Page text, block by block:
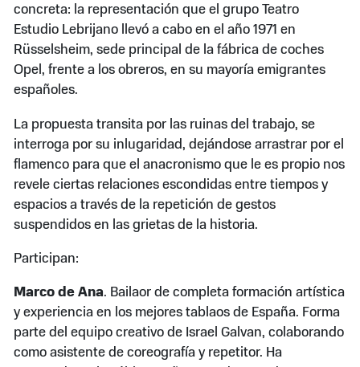
concreta: la representación que el grupo Teatro
Estudio Lebrijano llevó a cabo en el año 1971 en
Rüsselsheim, sede principal de la fábrica de coches
Opel, frente a los obreros, en su mayoría emigrantes
españoles.
La propuesta transita por las ruinas del trabajo, se
interroga por su inlugaridad, dejándose arrastrar por el
flamenco para que el anacronismo que le es propio nos
revele ciertas relaciones escondidas entre tiempos y
espacios a través de la repetición de gestos
suspendidos en las grietas de la historia.
Participan:
Marco de Ana. Bailaor de completa formación artística
y experiencia en los mejores tablaos de España. Forma
parte del equipo creativo de Israel Galvan, colaborando
como asistente de coreografía y repetitor. Ha